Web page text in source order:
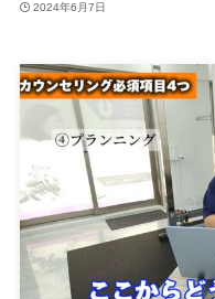
2024年6月7日